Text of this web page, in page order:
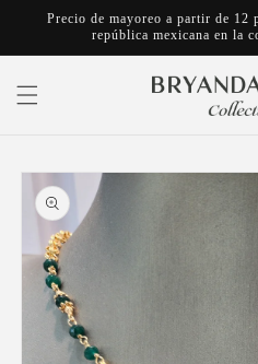
directamente
al contenido
Precio de mayoreo a partir de 12
república mexicana en la
directamente
a la
información
del producto